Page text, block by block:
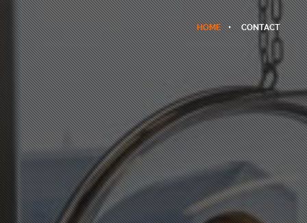
HOME CONTACT